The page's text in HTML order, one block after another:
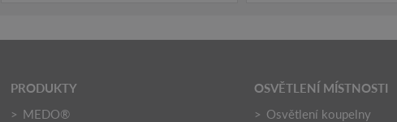
PRODUKTY
MEDO®
OSVĚTLENÍ MÍSTNOSTI
Osvětlení koupelny